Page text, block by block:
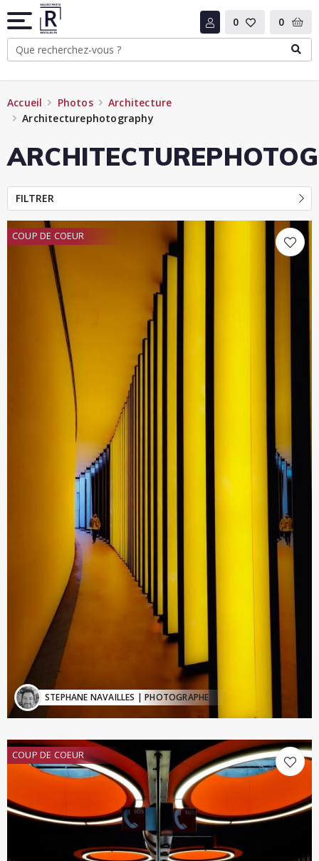
0 0
Accueil Photos
Architecture
Architecturephotography
FILTRER
COUP DE COEUR
STEPHANE NAVAILLES | PHOTOGRAPHE
COUP DE COEUR